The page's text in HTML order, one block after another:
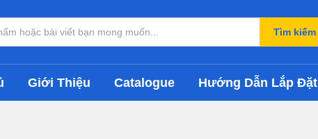
Tìm kiếm
Giới Thiệu Catalogue Hướng Dẫn Lắp Đặt